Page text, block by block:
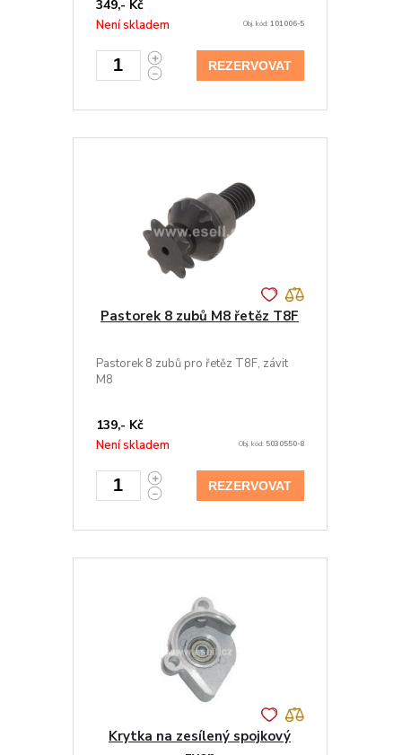
349,- Kč
Není skladem Obj. kód:101006-5
REZERVOVAT
Pastorek 8 zubů M8 řetěz T8F
Pastorek 8 zubů pro řetěz T8F, závit
M8
139,- Kč
Není skladem Obj. kód: 5030550-8
REZERVOVAT
Krytka na zesílený spojkový